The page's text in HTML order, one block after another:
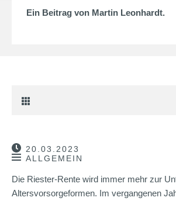
Ein Beitrag von Martin Leonhardt.
20.03.2023
ALLGEMEIN
Die Riester-Rente wird immer mehr zur
Altersvorsorgeformen. Im vergangenen